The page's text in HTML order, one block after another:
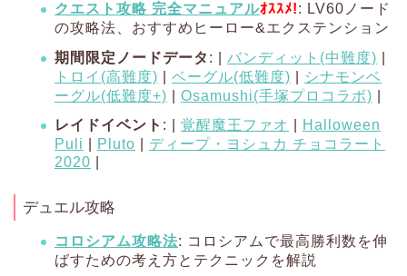
クエスト攻略 完全マニュアルｵｽｽﾒ!: LV60ノード
の攻略法、おすすめヒーロー&エクステンション
期間限定ノードデータ : | バンディット(中難度)
トロイ(高難度)
ベーグル(低難度)
シナモンベ
ーグル(低難度+)
Osamushi(手塚プロコラボ)
レイドイベント : | 覚醒魔王ファオ
Halloween
Puli
Pluto
ディープ・ヨシュカ チョコラート
2020
デュエル攻略
コロシアム攻略法: コロシアムで最高勝利数を伸
ばすための考え方とテクニックを解説